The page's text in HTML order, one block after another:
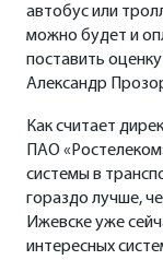
автобус или
можно будет и
поставить
Александр
Как считает
ПАО
системы в
гораздо лучше,
Ижевске уже
интересных